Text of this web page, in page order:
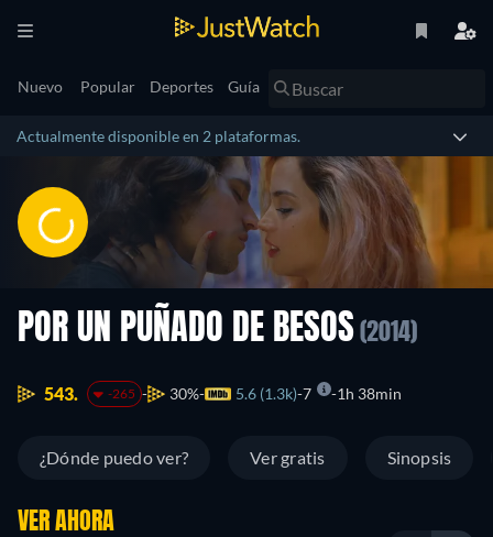
Nuevo Popular Deportes Guía
Actualmente disponible en 2 plataformas.
POR UN PUÑADO DE BESOS (2014)
543. -265 30% 5.6 (1.3k) 7 1h 38min
¿Dónde puedo ver? Ver gratis Sinopsis
VER AHORA